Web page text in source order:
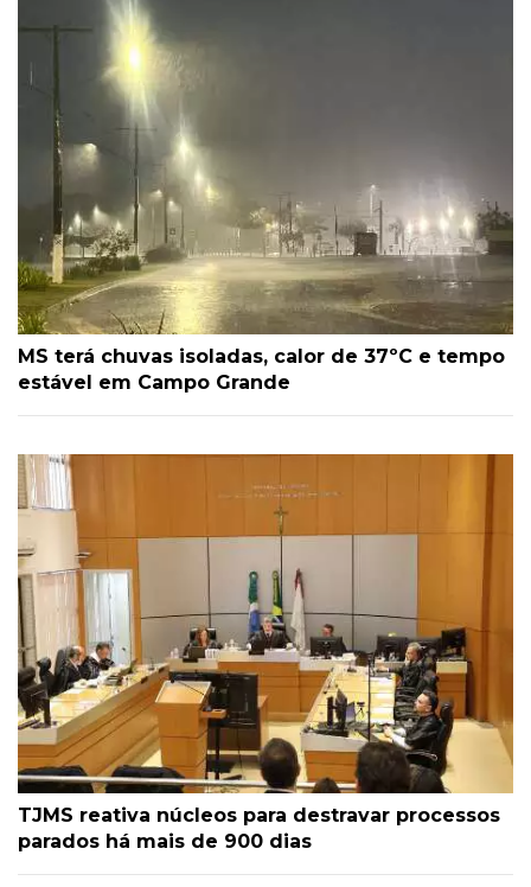
MS terá chuvas isoladas, calor de 37ºC e tempo
estável em Campo Grande
TJMS reativa núcleos para destravar processos
parados há mais de 900 dias